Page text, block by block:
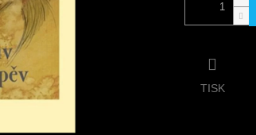
TISK